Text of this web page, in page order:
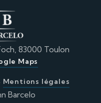
83000 Toulon
Maps
Mentions légales
Barcelo